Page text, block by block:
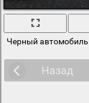
Черный автомобиль
Назад